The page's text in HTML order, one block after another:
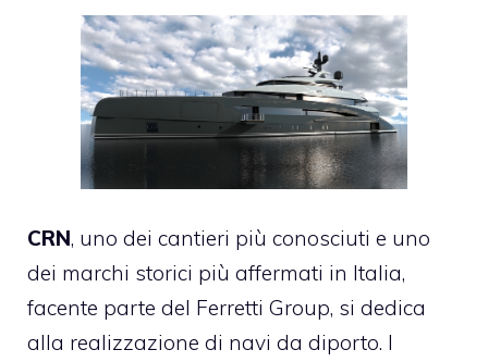
CRN, uno dei cantieri più conosciuti e uno
dei marchi storici più affermati in Italia,
facente parte del Ferretti Group, si dedica
alla realizzazione di navi da diporto. I